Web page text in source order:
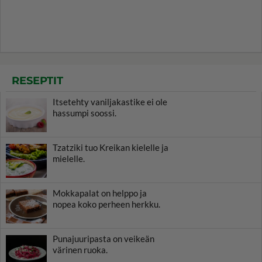
RESEPTIT
Itsetehty vaniljakastike ei ole
hassumpi soossi.
Tzatziki tuo Kreikan kielelle ja
mielelle.
Mokkapalat on helppo ja
nopea koko perheen herkku.
Punajuuripasta on veikeän
värinen ruoka.